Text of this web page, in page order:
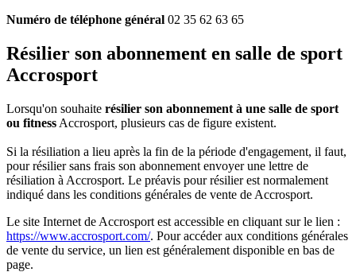
Numéro de téléphone général 02 35 62 63 65
Résilier son abonnement en salle de sport
Accrosport
Lorsqu'on souhaite résilier son abonnement à une salle de sport
ou fitness Accrosport, plusieurs cas de figure existent.
Si la résiliation a lieu après la fin de la période d'engagement, il faut,
pour résilier sans frais son abonnement envoyer une lettre de
résiliation à Accrosport. Le préavis pour résilier est normalement
indiqué dans les conditions générales de vente de Accrosport.
Le site Internet de Accrosport est accessible en cliquant sur le lien :
https://www.accrosport.com/. Pour accéder aux conditions générales
de vente du service, un lien est généralement disponible en bas de
page.